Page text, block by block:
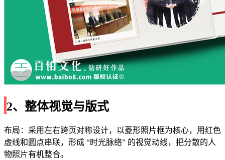
2、整体视觉与版式
布局：采用左右跨页对称设计，以菱形照片框为核心，用红色
虚线和圆点串联，形成 “时光脉络” 的视觉动线，把分散的人
物照片有机整合。